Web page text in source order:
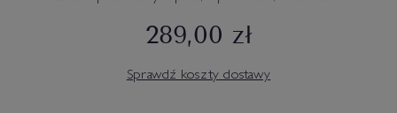
289,00 zł
Sprawdź koszty dostawy